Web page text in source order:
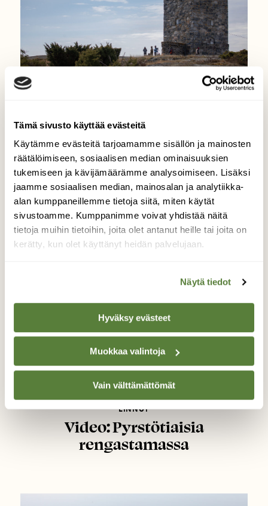
Tämä sivusto käyttää evästeitä
Käytämme evästeitä tarjoamamme sisällön ja mainosten
räätälöimiseen, sosiaalisen median ominaisuuksien
tukemiseen ja kävijämäärämme analysoimiseen. Lisäksi
jaamme sosiaalisen median, mainosalan ja analytiikka-
alan kumppaneillemme tietoja siitä, miten käytät
sivustoamme. Kumppanimme voivat yhdistää näitä
tietoja muihin tietoihin, joita olet antanut heille tai joita on
kerätty, kun olet käyttänyt heidän palvelujaan.
Näytä tiedot
Hyväksy evästeet
Muokkaa valintoja
Vain välttämättömät
Lintuoppaiden matkassa
puolustusvoimien
majakkasaarella
LINNUT
Video: Pyrstötiaisia
rengastamassa